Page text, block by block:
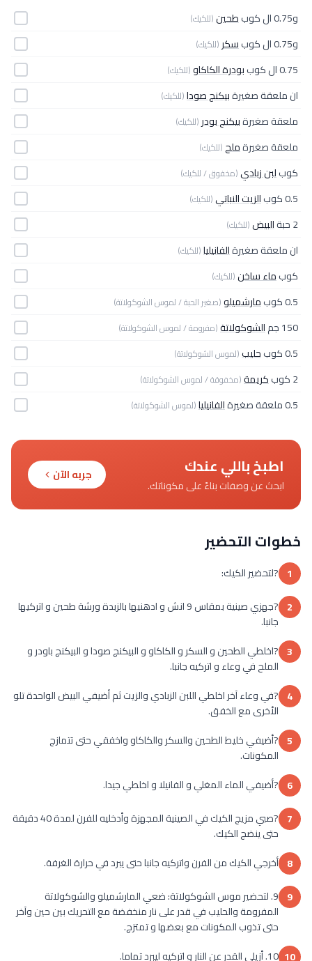
و0.75 ال كوب طحين(للكيك)
و0.75 ال كوب سكر (للكيك)
0.75 ال كوب بودرة الكاكاو(للكيك)
ان ملعقة صغيرةبيكنج صودا(للكيك)
ملعقة صغيرةبيكنج بودر (للكيك)
ملعقة صغيرةملح(للكيك)
كوبلبن زبادي(مخفوق / للكيك)
0.5 كوب الزيت النباتي (للكيك)
2 حبة البيض(للكيك)
ان ملعقة صغيرةالفانيليا(للكيك)
كوبماء ساخن(للكيك)
0.5 كوب مارشميلو(صغير الحبة / لموس الشوكولاتة)
150 جم الشوكولاتة(مفرومة / لموس الشوكولاتة)
0.5 كوب حليب(لموس الشوكولاتة)
2 كوب كريمة(مخفوقة / لموس الشوكولاتة)
0.5 ملعقة صغيرة الفانيليا(لموس الشوكولاتة)
اطبخ باللي عندك
ابحث عن وصفات بناءً على مكوناتك.
جربه الآن
خطوات التحضير
1 ?لتحضير الكيك:
2
?جهزي صينية بمقاس 9 انش و ادهنيها بالزبدة ورشة طحين و اتركيها
جانبا.
3 ?اخلطي الطحين و السكر و الكاكاو و البيكنج صودا و البيكنج باودر و
الملح في وعاء و اتركيه جانبا.
4 ?في وعاء آخر اخلطي اللبن الزبادي والزيت ثم أضيفي البيض الواحدة تلو
الأخرى مع الخفق.
5 ?أضيفي خليط الطحين والسكر والكاكاو واخفقي حتى تتمازج
المكونات.
6 ?أضيفي الماء المغلي و الفانيلا و اخلطي جيدا.
7
?صبي مزيج الكيك في الصينية المجهزة وأدخليه للفرن لمدة 40 دقيقة
حتى ينضج الكيك.
8 أخرجي الكيك من الفرن واتركيه جانبا حتى يبرد في حرارة الغرفة.
9
9. لتحضير موس الشوكولاتة: ضعي المارشميلو والشوكولاتة
المفرومة والحليب في قدر على نار منخفضة مع التحريك بين حين وآخر
حتى تذوب المكونات مع بعضها و تمتزج.
10 10. أزيلي القدر عن النار و اتركيه ليبرد تماما.